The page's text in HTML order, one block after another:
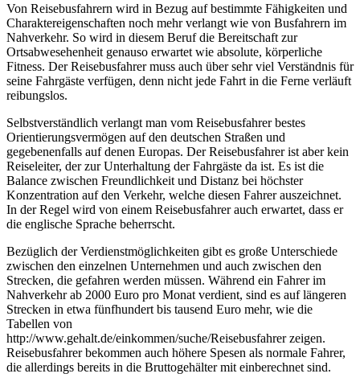
Von Reisebusfahrern wird in Bezug auf bestimmte Fähigkeiten und
Charaktereigenschaften noch mehr verlangt wie von Busfahrern im
Nahverkehr. So wird in diesem Beruf die Bereitschaft zur
Ortsabwesehenheit genauso erwartet wie absolute, körperliche
Fitness. Der Reisebusfahrer muss auch über sehr viel Verständnis für
seine Fahrgäste verfügen, denn nicht jede Fahrt in die Ferne verläuft
reibungslos.
Selbstverständlich verlangt man vom Reisebusfahrer bestes
Orientierungsvermögen auf den deutschen Straßen und
gegebenenfalls auf denen Europas. Der Reisebusfahrer ist aber kein
Reiseleiter, der zur Unterhaltung der Fahrgäste da ist. Es ist die
Balance zwischen Freundlichkeit und Distanz bei höchster
Konzentration auf den Verkehr, welche diesen Fahrer auszeichnet.
In der Regel wird von einem Reisebusfahrer auch erwartet, dass er
die englische Sprache beherrscht.
Bezüglich der Verdienstmöglichkeiten gibt es große Unterschiede
zwischen den einzelnen Unternehmen und auch zwischen den
Strecken, die gefahren werden müssen. Während ein Fahrer im
Nahverkehr ab 2000 Euro pro Monat verdient, sind es auf längeren
Strecken in etwa fünfhundert bis tausend Euro mehr, wie die
Tabellen von
http://www.gehalt.de/einkommen/suche/Reisebusfahrer zeigen.
Reisebusfahrer bekommen auch höhere Spesen als normale Fahrer,
die allerdings bereits in die Bruttogehälter mit einberechnet sind.